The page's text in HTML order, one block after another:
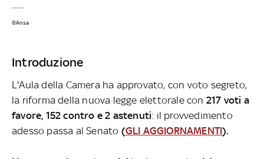
©Ansa
Introduzione
L'Aula della Camera ha approvato, con voto segreto,
la riforma della nuova legge elettorale con 217 voti a
favore, 152 contro e 2 astenuti: il provvedimento
adesso passa al Senato (GLI AGGIORNAMENTI).